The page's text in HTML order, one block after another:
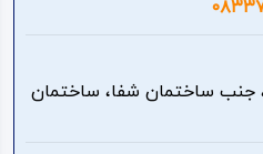
جنب ساختمان شفا، ساختمان